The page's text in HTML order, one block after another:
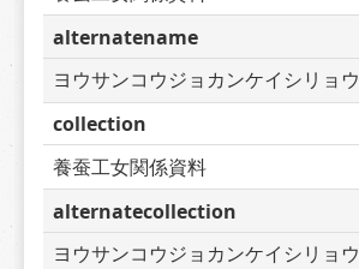
alternatename
ヨウサンコウジョカンケイシリョウ
collection
養蚕工女関係資料
alternatecollection
ヨウサンコウジョカンケイシリョウ